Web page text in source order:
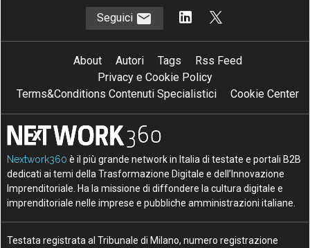
Seguici
About Autori Tags
Rss Feed
Privacy e Cookie Policy
Terms&Conditions Contenuti Specialistici
Cookie Center
Nextwork360 è il più grande network in Italia di testate e portali B2B
dedicati ai temi della Trasformazione Digitale e dell’Innovazione
Imprenditoriale. Ha la missione di diffondere la cultura digitale e
imprenditoriale nelle imprese e pubbliche amministrazioni italiane.
Testata registrata al Tribunale di Milano, numero registrazione